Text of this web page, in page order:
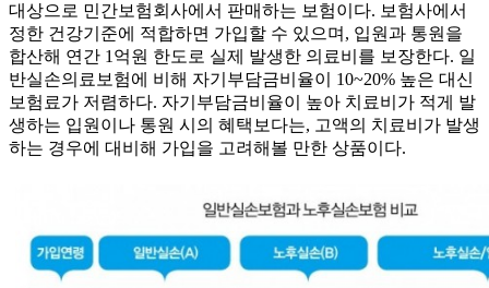
대상으로 민간보험회사에서 판매하는 보험이다. 보험사에서
정한 건강기준에 적합하면 가입할 수 있으며, 입원과 통원을
합산해 연간 1억원 한도로 실제 발생한 의료비를 보장한다. 일
반실손의료보험에 비해 자기부담금비율이 10~20% 높은 대신
보험료가 저렴하다. 자기부담금비율이 높아 치료비가 적게 발
생하는 입원이나 통원 시의 혜택보다는, 고액의 치료비가 발생
하는 경우에 대비해 가입을 고려해볼 만한 상품이다.